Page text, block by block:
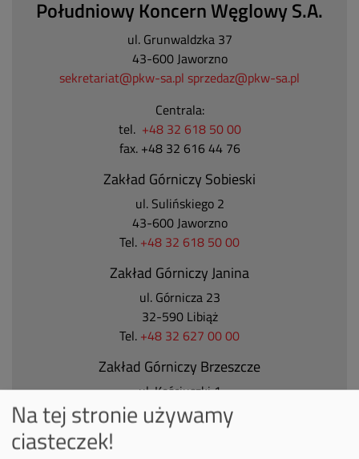
Południowy Koncern Węglowy S.A.
ul. Grunwaldzka 37
43-600 Jaworzno
sekretariat@pkw-sa.pl sprzedaz@pkw-sa.pl
Centrala:
tel. +48 32 618 50 00
fax. +48 32 616 44 76
Zakład Górniczy Sobieski
ul. Sulińskiego 2
43-600 Jaworzno
Tel. +48 32 618 50 00
Zakład Górniczy Janina
ul. Górnicza 23
32-590 Libiąż
Tel. +48 32 627 00 00
Zakład Górniczy Brzeszcze
ul.Kościuszki 1
32-620 Brzeszcze
tel. +48 32 716 53 00
Na tej stronie używamy
ciasteczek!